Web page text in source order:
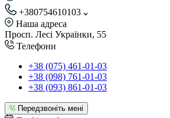
+380754610103
Наша адреса
Просп. Лесі Українки, 55
Телефони
+38 (075) 461-01-03
+38 (098) 761-01-03
+38 (093) 861-01-03
Передзвоніть мені